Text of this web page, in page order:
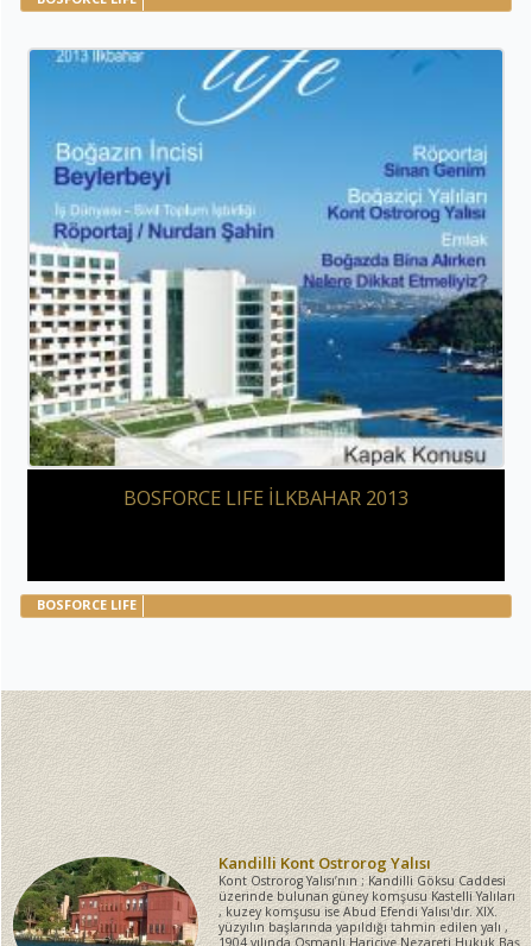
BOSFORCE LIFE İLKBAHAR 2013
BOSFORCE LIFE
Kandilli Kont Ostrorog Yalısı
Kont Ostrorog Yalısı’nın ; Kandilli Göksu Caddesi
üzerinde bulunan güney komşusu Kastelli Yalıları
, kuzey komşusu ise Abud Efendi Yalısı'dır. XIX.
yüzyılın başlarında yapıldığı tahmin edilen yalı ,